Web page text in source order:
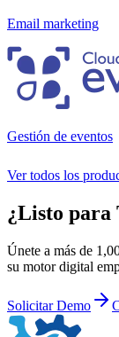
Email marketing
Gestión de eventos
Ver todos los
¿Listo para
Únete a más de
su motor digital
Solicitar Demo